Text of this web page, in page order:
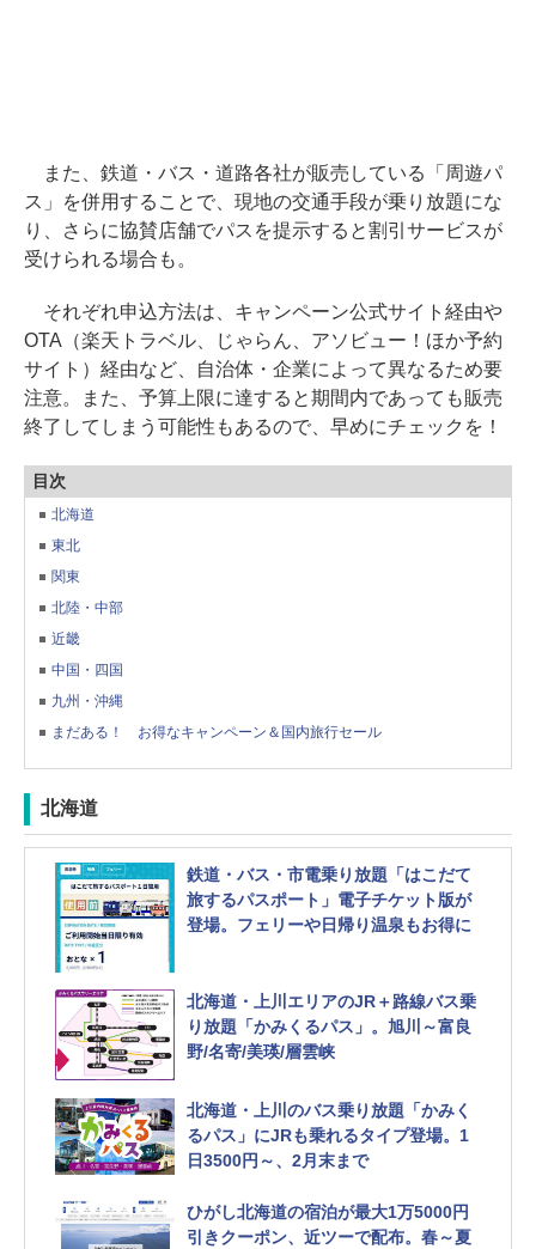
また、鉄道・バス・道路各社が販売している「周遊パ
ス」を併用することで、現地の交通手段が乗り放題にな
り、さらに協賛店舗でパスを提示すると割引サービスが
受けられる場合も。
それぞれ申込方法は、キャンペーン公式サイト経由や
OTA（楽天トラベル、じゃらん、アソビュー！ほか予約
サイト）経由など、自治体・企業によって異なるため要
注意。また、予算上限に達すると期間内であっても販売
終了してしまう可能性もあるので、早めにチェックを！
目次
北海道
東北
関東
北陸・中部
近畿
中国・四国
九州・沖縄
まだある！ お得なキャンペーン＆国内旅行セール
北海道
鉄道・バス・市電乗り放題「はこだて
旅するパスポート」電子チケット版が
登場。フェリーや日帰り温泉もお得に
北海道・上川エリアのJR＋路線バス乗
り放題「かみくるパス」。旭川～富良
野/名寄/美瑛/層雲峡
北海道・上川のバス乗り放題「かみく
るパス」にJRも乗れるタイプ登場。1
日3500円～、2月末まで
ひがし北海道の宿泊が最大1万5000円
引きクーポン、近ツーで配布。春～夏